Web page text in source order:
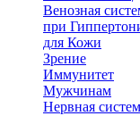
Венозная
при
для Кожи
Зрение
Иммунитет
Мужчинам
Нервная